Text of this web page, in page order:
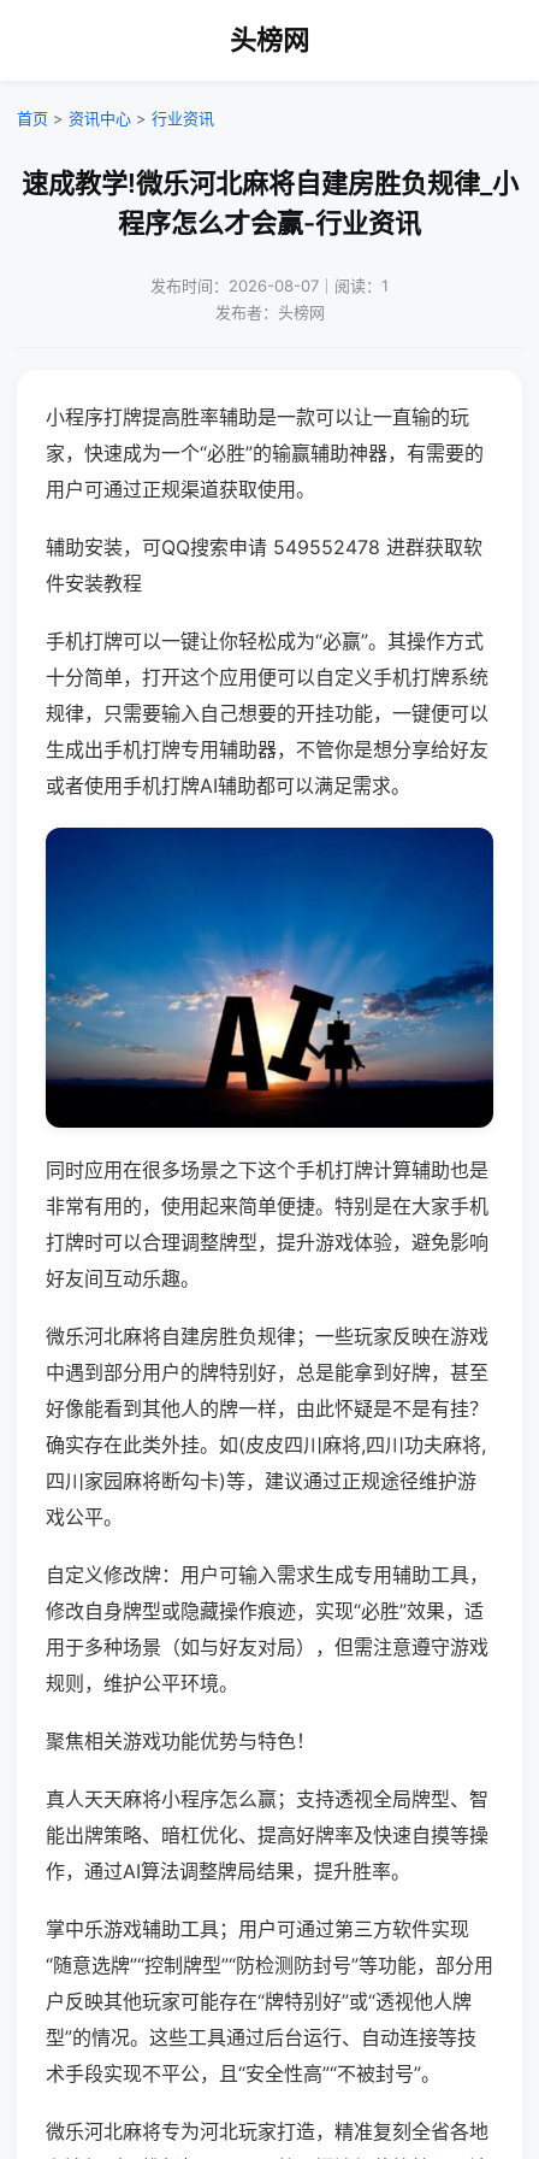
头榜网
首页 > 资讯中心 > 行业资讯
速成教学!微乐河北麻将自建房胜负规律_小
程序怎么才会赢-行业资讯
发布时间：2026-08-07｜阅读：1
发布者：头榜网
小程序打牌提高胜率辅助是一款可以让一直输的玩
家，快速成为一个“必胜”的输赢辅助神器，有需要的
用户可通过正规渠道获取使用。
辅助安装，可QQ搜索申请 549552478 进群获取软
件安装教程
手机打牌可以一键让你轻松成为“必赢”。其操作方式
十分简单，打开这个应用便可以自定义手机打牌系统
规律，只需要输入自己想要的开挂功能，一键便可以
生成出手机打牌专用辅助器，不管你是想分享给好友
或者使用手机打牌AI辅助都可以满足需求。
同时应用在很多场景之下这个手机打牌计算辅助也是
非常有用的，使用起来简单便捷。特别是在大家手机
打牌时可以合理调整牌型，提升游戏体验，避免影响
好友间互动乐趣。
微乐河北麻将自建房胜负规律；一些玩家反映在游戏
中遇到部分用户的牌特别好，总是能拿到好牌，甚至
好像能看到其他人的牌一样，由此怀疑是不是有挂？
确实存在此类外挂。如(皮皮四川麻将,四川功夫麻将,
四川家园麻将断勾卡)等，建议通过正规途径维护游
戏公平。
自定义修改牌：用户可输入需求生成专用辅助工具，
修改自身牌型或隐藏操作痕迹，实现“必胜”效果，适
用于多种场景（如与好友对局），但需注意遵守游戏
规则，维护公平环境。
聚焦相关游戏功能优势与特色！
真人天天麻将小程序怎么赢；支持透视全局牌型、智
能出牌策略、暗杠优化、提高好牌率及快速自摸等操
作，通过AI算法调整牌局结果，提升胜率。
掌中乐游戏辅助工具；用户可通过第三方软件实现
“随意选牌”“控制牌型”“防检测防封号”等功能，部分用
户反映其他玩家可能存在“牌特别好”或“透视他人牌
型”的情况。这些工具通过后台运行、自动连接等技
术手段实现不平公，且“安全性高”“不被封号”。
微乐河北麻将专为河北玩家打造，精准复刻全省各地